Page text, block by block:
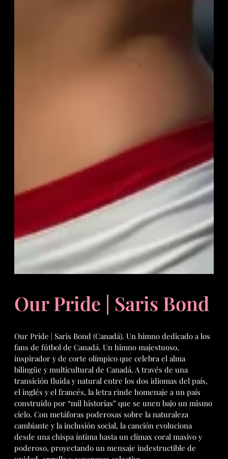
Our Pride | Saris Bond
Our Pride | Saris Bond (Canadá). Un himno dedicado a los
fans de fútbol de Canadá. Un himno majestuoso,
inspirador y de corte olímpico que celebra el alma
bilingüe y multicultural de Canadá. A través de una
transición fluida y natural entre los dos idiomas del país,
el inglés y el francés, la letra rinde homenaje a un país
construido por “mil historias” que se unen bajo un mismo
cielo. Con metáforas poderosas sobre la naturaleza
cambiante y la inclusión social, la canción evoluciona
desde una chispa íntima hasta un clímax coral masivo y
poderoso, proyectando un mensaje indestructible de